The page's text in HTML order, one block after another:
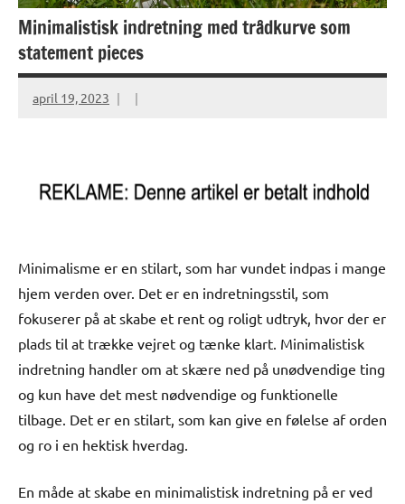
Minimalistisk indretning med trådkurve som
statement pieces
april 19, 2023
Minimalisme er en stilart, som har vundet indpas i mange
hjem verden over. Det er en indretningsstil, som
fokuserer på at skabe et rent og roligt udtryk, hvor der er
plads til at trække vejret og tænke klart. Minimalistisk
indretning handler om at skære ned på unødvendige ting
og kun have det mest nødvendige og funktionelle
tilbage. Det er en stilart, som kan give en følelse af orden
og ro i en hektisk hverdag.
En måde at skabe en minimalistisk indretning på er ved